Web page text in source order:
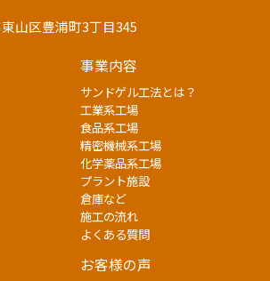
山区豊浦町3丁目345
事業内容
サンドゲル工法とは？
工業系工場
食品系工場
精密機械系工場
化学薬品系工場
プラント施設
倉庫など
施工の流れ
よくある質問
お客様の声